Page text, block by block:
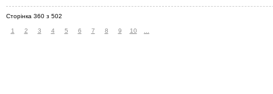
Сторінка 360 з 502
1 2 3 4 5 6 7 8 9 10